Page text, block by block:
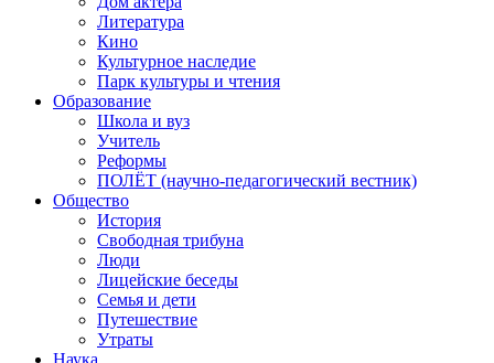
Литература
Кино
Культурное наследие
Парк культуры и чтения
Образование
Школа и вуз
Учитель
Реформы
ПОЛЁТ (научно-педагогический вестник)
Общество
История
Свободная трибуна
Люди
Лицейские беседы
Семья и дети
Путешествие
Утраты